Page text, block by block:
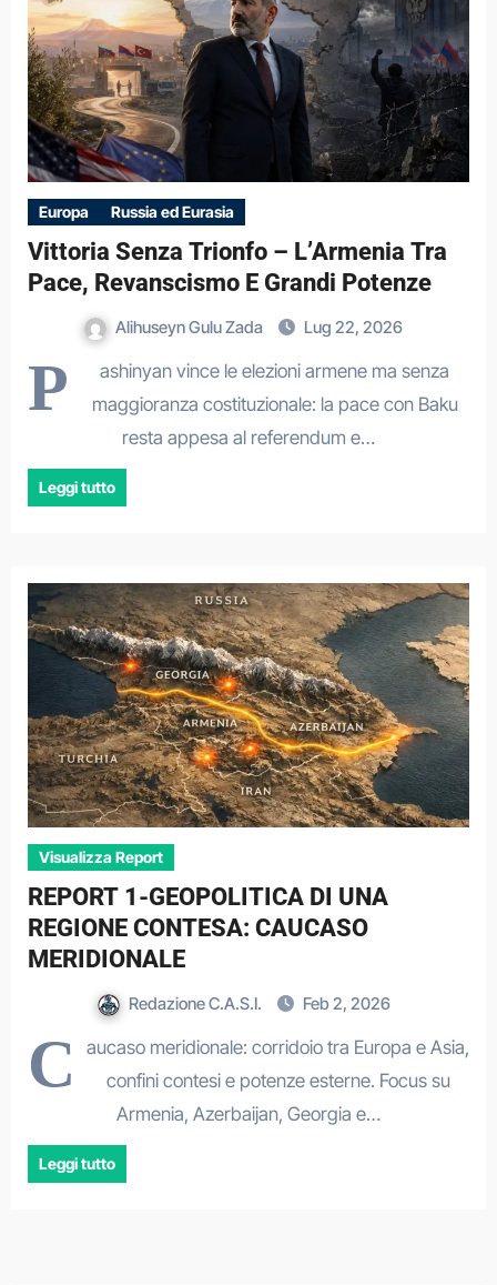
Europa Russia ed Eurasia
Vittoria Senza Trionfo – L’Armenia Tra
Pace, Revanscismo E Grandi Potenze
Alihuseyn Gulu Zada Lug 22, 2026
P
ashinyan vince le elezioni armene ma senza
maggioranza costituzionale: la pace con Baku
resta appesa al referendum e…
Leggi tutto
Visualizza Report
REPORT 1-GEOPOLITICA DI UNA
REGIONE CONTESA: CAUCASO
MERIDIONALE
Redazione C.A.S.I. Feb 2, 2026
C
aucaso meridionale: corridoio tra Europa e Asia,
confini contesi e potenze esterne. Focus su
Armenia, Azerbaijan, Georgia e…
Leggi tutto